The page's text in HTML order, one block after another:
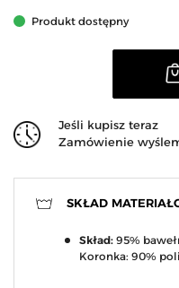
Produkt dostępny
Jeśli kupisz teraz
Zamówienie
SKŁAD
Skład: 95%
Koronka: 90%